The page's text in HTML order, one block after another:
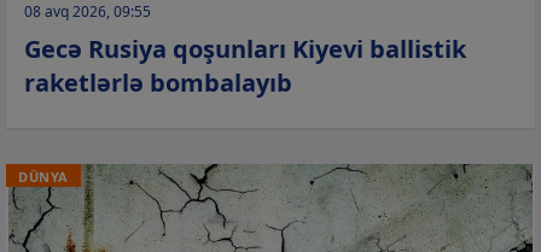
08 avq 2026, 09:55
Gecə Rusiya qoşunları Kiyevi ballistik
raketlərlə bombalayıb
DÜNYA